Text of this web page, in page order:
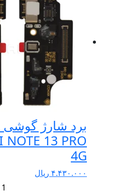
برد شارژ گوشی
NOTE 13 PRO
4G
۴.۴۳۰.۰۰۰ ریال
+